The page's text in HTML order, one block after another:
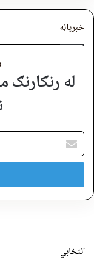
خبرپاڼه
له
برېښنالیک
پته
انتخابي